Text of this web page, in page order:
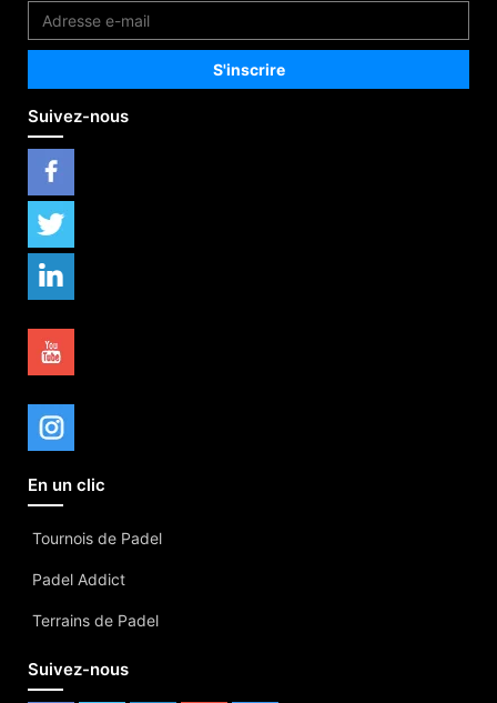
Suivez-nous
En un clic
Tournois de Padel
Padel Addict
Terrains de Padel
Suivez-nous